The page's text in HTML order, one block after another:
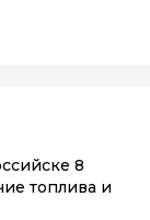
8
топлива и